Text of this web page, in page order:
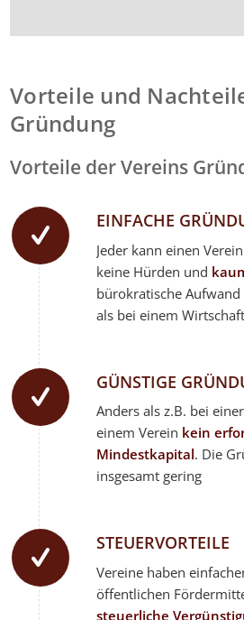
Vorteile und
Gründung
Vorteile der Vereins
EINFACHE
Jeder kann einen
keine Hürden und
bürokratische
als bei einem
GÜNSTIGE
Anders als z.B. bei
einem Verein kein
Mindestkapital. Die
insgesamt gering
STEUERVORTEILE
Vereine haben
öffentlichen
steuerliche